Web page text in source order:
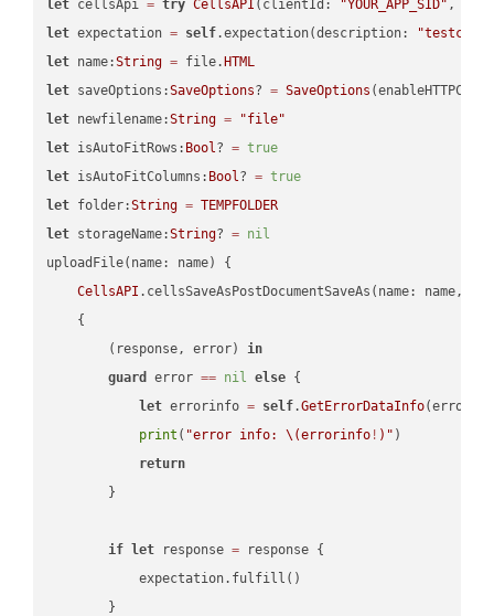
let cellsApi = try CellsAPI (clientId: "YOUR_APP_SID" ,
let expectation = self.expectation(description:
let name:String = file. HTML
let saveOptions:SaveOptions? = SaveOptions
let newfilename:String =
"file"
let isAutoFitRows: Bool? = true
let isAutoFitColumns: Bool? = true
let folder:String = TEMPFOLDER
let storageName:String? = nil
uploadFile(name: name) {
CellsAPI .cellsSaveAsPostDocumentSaveAs(name:
    {
        (response, error)
in
guard
error == nil else {
let errorinfo = self.GetErrorDataInfo(error:
print ( "error info: \(errorinfo ! ) " )
return
        }
if let response = response {
            expectation.fulfill()
        }